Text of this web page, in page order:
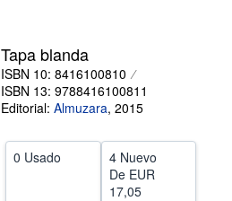
CERRAR
Tapa blanda
ISBN 10: 8416100810
ISBN 13: 9788416100811
Editorial: Almuzara, 2015
0 Usado
4 Nuevo
De EUR
17,05